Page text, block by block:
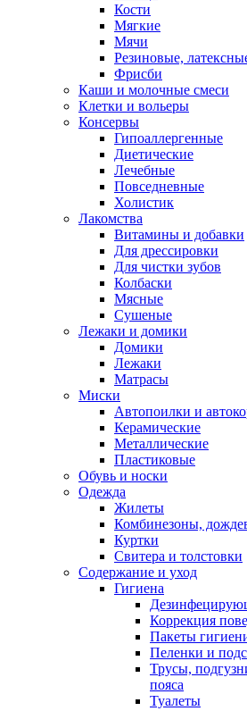
Кости
Мягкие
Мячи
Резиновые,
Фрисби
Каши и молочные смеси
Клетки и вольеры
Консервы
Гипоаллергенные
Диетические
Лечебные
Повседневные
Холистик
Лакомства
Витамины и добавки
Для дрессировки
Для чистки зубов
Колбаски
Мясные
Сушеные
Лежаки и домики
Домики
Лежаки
Матрасы
Миски
Автопоилки и
Керамические
Металлические
Пластиковые
Обувь и носки
Одежда
Жилеты
Комбинезоны,
Куртки
Свитера и толстовки
Содержание и уход
Гигиена
Коррекция
Пакеты
Пеленки и
Трусы,
пояса
Туалеты